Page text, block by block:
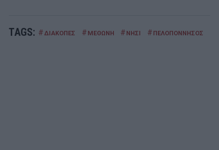
TAGS: # ΔΙΑΚΟΠΕΣ # ΜΕΘΩΝΗ # ΝΗΣΙ # ΠΕΛΟΠΟΝΝΗΣΟΣ